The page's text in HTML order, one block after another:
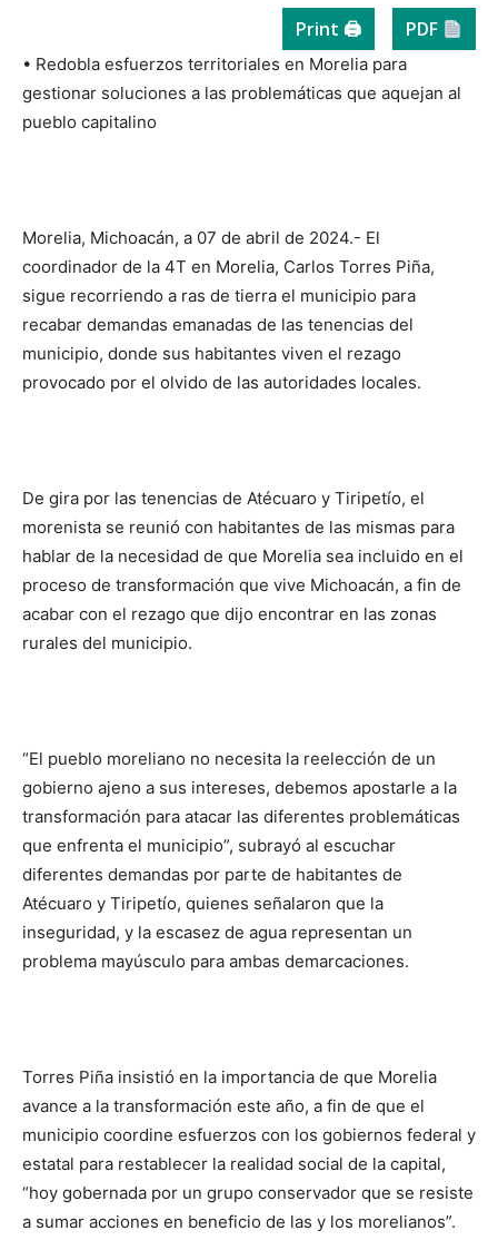
Print 🖨 PDF
• Redobla esfuerzos territoriales en Morelia para
gestionar soluciones a las problemáticas que aquejan al
pueblo capitalino
Morelia, Michoacán, a 07 de abril de 2024.- El
coordinador de la 4T en Morelia, Carlos Torres Piña,
sigue recorriendo a ras de tierra el municipio para
recabar demandas emanadas de las tenencias del
municipio, donde sus habitantes viven el rezago
provocado por el olvido de las autoridades locales.
De gira por las tenencias de Atécuaro y Tiripetío, el
morenista se reunió con habitantes de las mismas para
hablar de la necesidad de que Morelia sea incluido en el
proceso de transformación que vive Michoacán, a fin de
acabar con el rezago que dijo encontrar en las zonas
rurales del municipio.
“El pueblo moreliano no necesita la reelección de un
gobierno ajeno a sus intereses, debemos apostarle a la
transformación para atacar las diferentes problemáticas
que enfrenta el municipio”, subrayó al escuchar
diferentes demandas por parte de habitantes de
Atécuaro y Tiripetío, quienes señalaron que la
inseguridad, y la escasez de agua representan un
problema mayúsculo para ambas demarcaciones.
Torres Piña insistió en la importancia de que Morelia
avance a la transformación este año, a fin de que el
municipio coordine esfuerzos con los gobiernos federal y
estatal para restablecer la realidad social de la capital,
“hoy gobernada por un grupo conservador que se resiste
a sumar acciones en beneficio de las y los morelianos”.